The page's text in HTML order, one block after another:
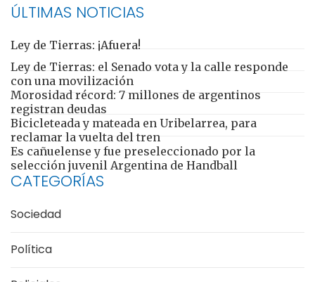
ÚLTIMAS NOTICIAS
Ley de Tierras: ¡Afuera!
Ley de Tierras: el Senado vota y la calle responde
con una movilización
Morosidad récord: 7 millones de argentinos
registran deudas
Bicicleteada y mateada en Uribelarrea, para
reclamar la vuelta del tren
Es cañuelense y fue preseleccionado por la
selección juvenil Argentina de Handball
CATEGORÍAS
Sociedad
Política